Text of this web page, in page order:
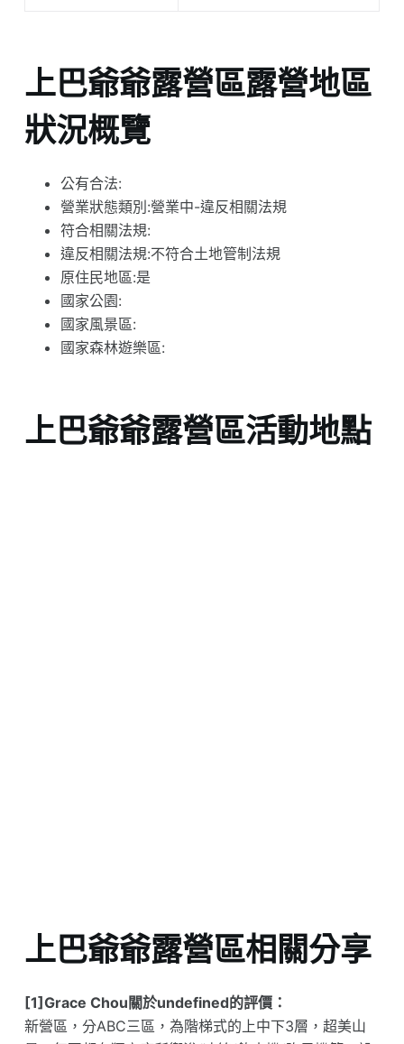
上巴爺爺露營區露營地區
狀況概覽
公有合法:
營業狀態類別:營業中-違反相關法規
符合相關法規:
違反相關法規:不符合土地管制法規
原住民地區:是
國家公園:
國家風景區:
國家森林遊樂區:
上巴爺爺露營區活動地點
上巴爺爺露營區相關分享
[1]Grace Chou關於undefined的評價：
新營區，分ABC三區，為階梯式的上中下3層，超美山